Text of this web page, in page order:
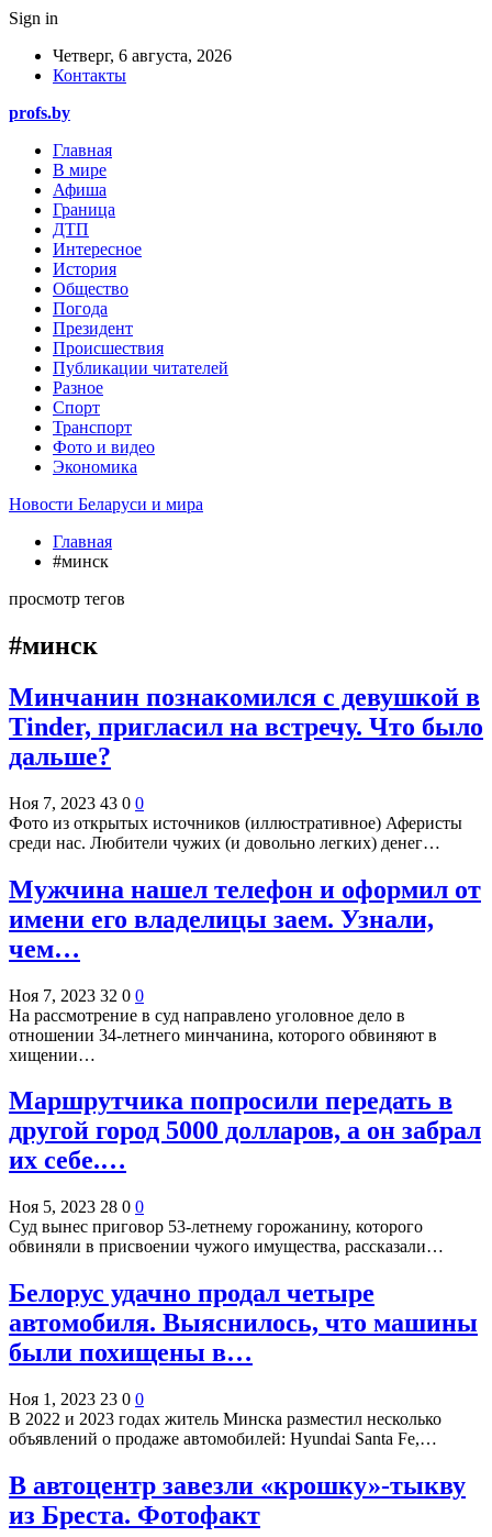
Sign in
Четверг, 6 августа, 2026
Контакты
profs.by
Главная
В мире
Афиша
Граница
ДТП
Интересное
История
Общество
Погода
Президент
Происшествия
Публикации читателей
Разное
Спорт
Транспорт
Фото и видео
Экономика
Новости Беларуси и мира
Главная
#минск
просмотр тегов
#минск
Минчанин познакомился с девушкой в
Tinder, пригласил на встречу. Что было
дальше?
Ноя 7, 2023 43 0 0
Фото из открытых источников (иллюстративное) Аферисты
среди нас. Любители чужих (и довольно легких) денег…
Мужчина нашел телефон и оформил от
имени его владелицы заем. Узнали,
чем…
Ноя 7, 2023 32 0 0
На рассмотрение в суд направлено уголовное дело в
отношении 34-летнего минчанина, которого обвиняют в
хищении…
Маршрутчика попросили передать в
другой город 5000 долларов, а он забрал
их себе.…
Ноя 5, 2023 28 0 0
Суд вынес приговор 53-летнему горожанину, которого
обвиняли в присвоении чужого имущества, рассказали…
Белорус удачно продал четыре
автомобиля. Выяснилось, что машины
были похищены в…
Ноя 1, 2023 23 0 0
В 2022 и 2023 годах житель Минска разместил несколько
объявлений о продаже автомобилей: Hyundai Santa Fe,…
В автоцентр завезли «крошку»-тыкву
из Бреста. Фотофакт